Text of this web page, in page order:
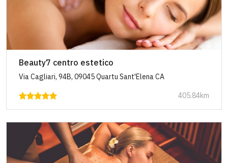
Beauty7 centro estetico
Via Cagliari, 94B, 09045 Quartu Sant'Elena CA
405.84km